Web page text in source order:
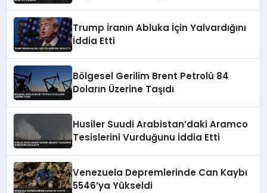
Trump İranın Abluka İçin Yalvardığını
İddia Etti
Bölgesel Gerilim Brent Petrolü 84
Doların Üzerine Taşıdı
Husiler Suudi Arabistan’daki Aramco
Tesislerini Vurduğunu İddia Etti
Venezuela Depremlerinde Can Kaybı
5546’ya Yükseldi